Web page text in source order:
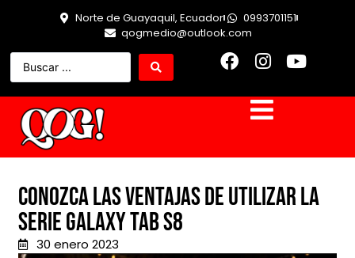
Norte de Guayaquil, Ecuador
0993701151
qogmedio@outlook.com
Conozca las ventajas de utilizar la
serie Galaxy Tab S8
30 enero 2023